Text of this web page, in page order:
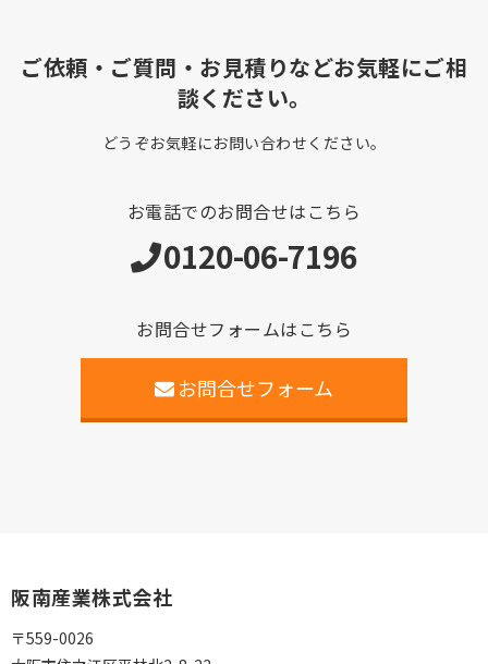
ご依頼・ご質問・お見積りなどお気軽にご相
談ください。
どうぞお気軽にお問い合わせください。
お電話でのお問合せはこちら
0120-06-7196
お問合せフォームはこちら
お問合せフォーム
阪南産業株式会社
〒559-0026